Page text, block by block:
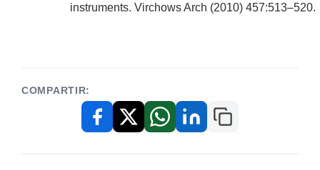
instruments. Virchows Arch (2010) 457:513–520.
COMPARTIR:
FacebookX / TwitterWhatsAppLinkedInCopiar enlace